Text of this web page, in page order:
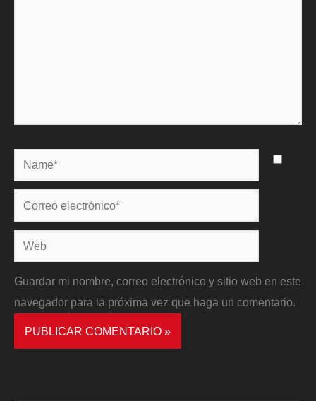
Name*
Correo
electrónico*
Web
Guardar mi nombre, correo electrónico y sitio web en este
navegador para la próxima vez que haga un comentario.